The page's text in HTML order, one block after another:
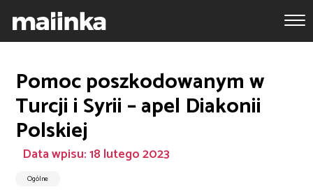
Pomoc poszkodowanym w
Turcji i Syrii – apel Diakonii
Polskiej
Data wpisu: 18 lutego 2023
Ogólne